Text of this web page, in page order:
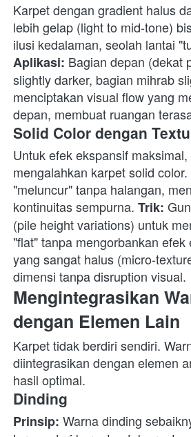
Karpet dengan gradient halus
lebih gelap (light to mid-tone)
Aplikasi: Bagian depan (dekat
slightly darker, bagian mihrab
menciptakan visual flow yang
depan, membuat ruangan
Solid Color dengan
Untuk efek ekspansif
mengalahkan karpet solid
"meluncur" tanpa halangan,
kontinuitas sempurna. Trik:
(pile height variations) untuk
"flat" tanpa mengorbankan efek
yang sangat halus (micro-
dimensi tanpa disruption visual.
Mengintegrasikan
dengan Elemen Lain
Karpet tidak berdiri sendiri.
diintegrasikan dengan elemen
hasil optimal.
Dinding
Prinsip: Warna dinding